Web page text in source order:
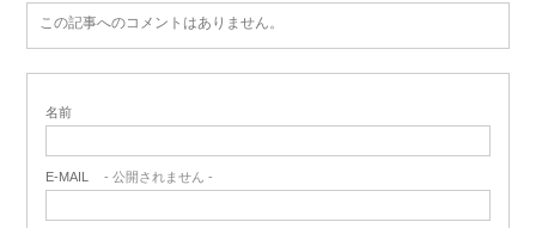
この記事へのコメントはありません。
名前
E-MAIL - 公開されません -